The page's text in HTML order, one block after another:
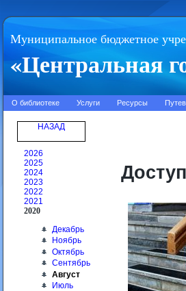
Муниципальное бюджетное
«Центральная
О библиотеке Услуги Ресурсы
НАЗАД
2026
2025
2024
2023
2022
2021
2020
Декабрь
Ноябрь
Октябрь
Сентябрь
Август
Июль